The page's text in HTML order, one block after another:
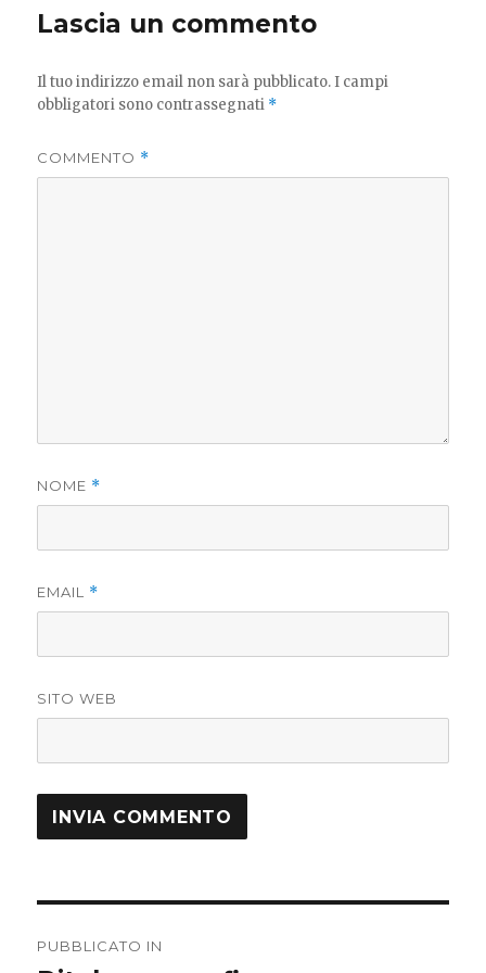
Lascia un commento
Il tuo indirizzo email non sarà pubblicato. I campi
obbligatori sono contrassegnati *
COMMENTO *
NOME *
EMAIL *
SITO WEB
PUBBLICATO IN